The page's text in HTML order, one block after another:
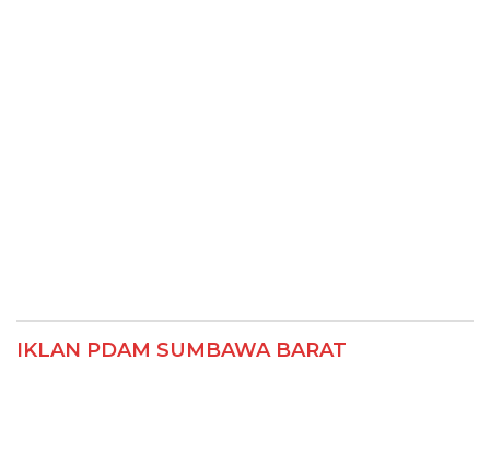
IKLAN PDAM SUMBAWA BARAT